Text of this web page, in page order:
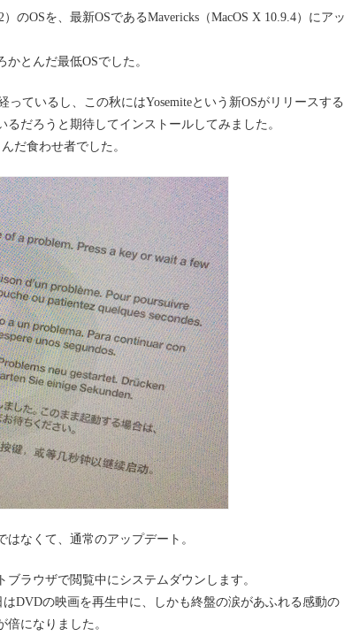
のOSを、最新OSであるMavericks（MacOS X 10.9.4）にアッ
とんだ最低OSでした。
っているし、この秋にはYosemiteという新OSがリリースする
だろうと期待してインストールしてみました。
だ食わせ者でした。
なくて、通常のアップデート。
ラウザで閲覧中にシステムダウンします。
はDVDの映画を再生中に、しかも終盤の涙があふれる感動の
になりました。